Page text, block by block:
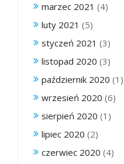
marzec 2021 (4)
luty 2021 (5)
styczeń 2021 (3)
listopad 2020 (3)
październik 2020 (1)
wrzesień 2020 (6)
sierpień 2020 (1)
lipiec 2020 (2)
czerwiec 2020 (4)